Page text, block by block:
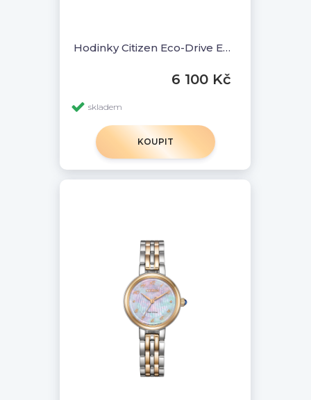
Hodinky Citizen Eco-Drive EM1156-80X
6 100 Kč
skladem
KOUPIT